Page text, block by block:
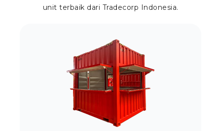
unit terbaik dari Tradecorp Indonesia.